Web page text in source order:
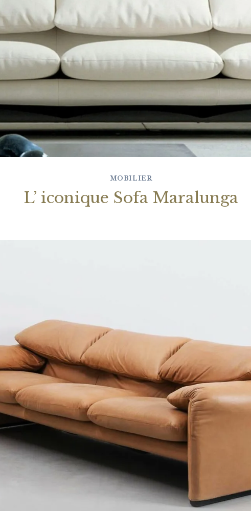
MOBILIER
L’ iconique Sofa Maralunga